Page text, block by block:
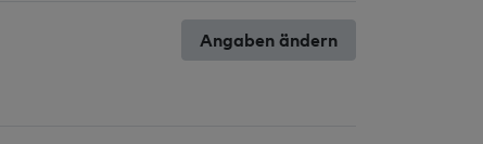
Angaben ändern